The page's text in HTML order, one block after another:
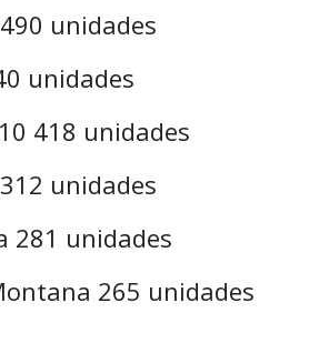
unidades
unidades
418 unidades
unidades
281 unidades
265 unidades